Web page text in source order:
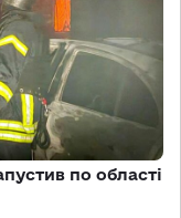
по області